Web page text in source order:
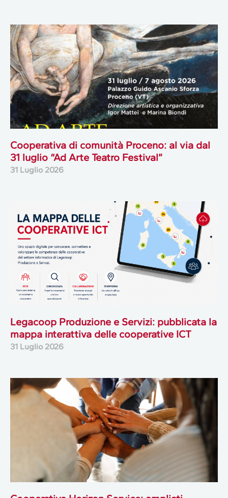
Cooperativa di comunità Proceno: al via dal
31 luglio “Ad Arte Teatro Festival”
31 Luglio 2026
Legacoop Produzione e Servizi: pubblicata la
mappa interattiva delle cooperative ICT
31 Luglio 2026